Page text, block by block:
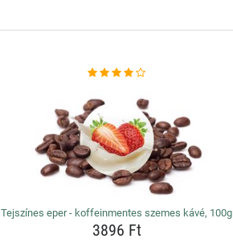
Tejszínes eper - koffeinmentes szemes kávé, 100g
3896 Ft